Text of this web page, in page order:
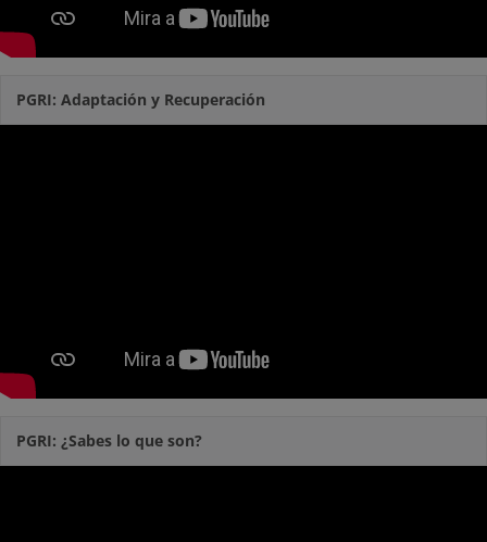
PGRI: Adaptación y Recuperación
PGRI: ¿Sabes lo que son?